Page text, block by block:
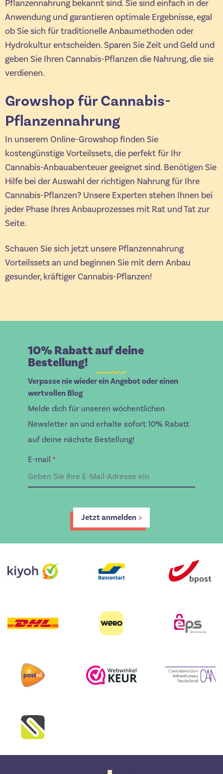
Pflanzennahrung bekannt sind. Sie sind einfach in der
Anwendung und garantieren optimale Ergebnisse, egal
ob Sie sich für traditionelle Anbaumethoden oder
Hydrokultur entscheiden. Sparen Sie Zeit und Geld und
geben Sie Ihren Cannabis-Pflanzen die Nahrung, die sie
verdienen.
Growshop für Cannabis-
Pflanzennahrung
In unserem Online-Growshop finden Sie
kostengünstige Vorteilssets, die perfekt für Ihr
Cannabis-Anbauabenteuer geeignet sind. Benötigen Sie
Hilfe bei der Auswahl der richtigen Nahrung für Ihre
Cannabis-Pflanzen? Unsere Experten stehen Ihnen bei
jeder Phase Ihres Anbauprozesses mit Rat und Tat zur
Seite.
Schauen Sie sich jetzt unsere Pflanzennahrung
Vorteilssets an und beginnen Sie mit dem Anbau
gesunder, kräftiger Cannabis-Pflanzen!
10% Rabatt auf deine
Bestellung!
Verpasse nie wieder ein Angebot oder einen
wertvollen Blog
Melde dich für unseren wöchentlichen
Newsletter an und erhalte sofort 10% Rabatt
auf deine nächste Bestellung!
E-mail *
Jetzt anmelden >